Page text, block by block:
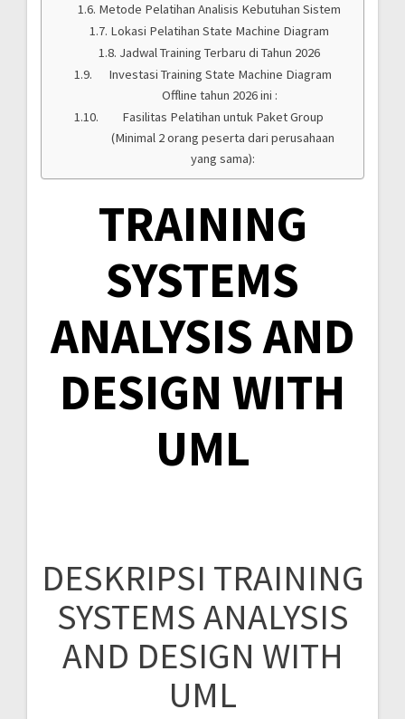
Metode Pelatihan Analisis Kebutuhan Sistem
Lokasi Pelatihan State Machine Diagram
Jadwal Training Terbaru di Tahun 2026
Investasi Training State Machine Diagram
Offline tahun 2026 ini :
Fasilitas Pelatihan untuk Paket Group
(Minimal 2 orang peserta dari perusahaan
yang sama):
TRAINING
SYSTEMS
ANALYSIS AND
DESIGN WITH
UML
DESKRIPSI TRAINING
SYSTEMS ANALYSIS
AND DESIGN WITH
UML